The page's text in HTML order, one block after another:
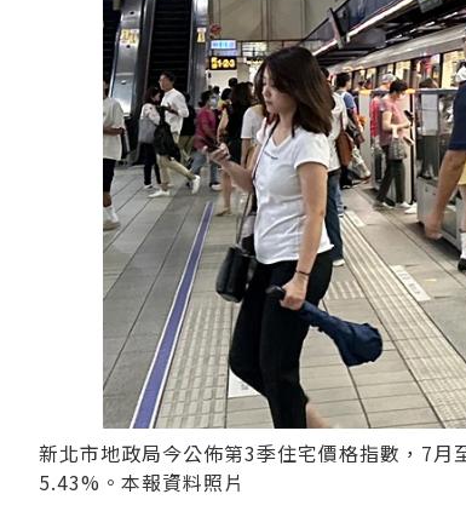
新北市地政局今公佈第3季住宅價格指數，7
5.43%。本報資料照片